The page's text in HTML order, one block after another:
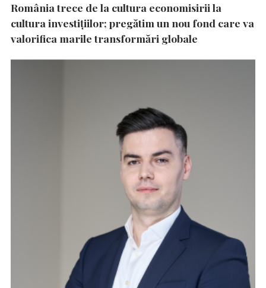
România trece de la cultura economisirii la
cultura investițiilor; pregătim un nou fond care va
valorifica marile transformări globale